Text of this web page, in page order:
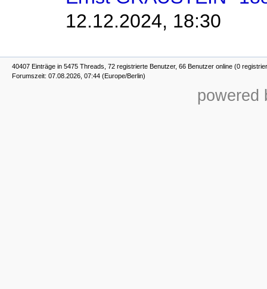
12.12.2024, 18:30
40407 Einträge in 5475 Threads, 72 registrierte Benutzer, 66 Benutzer online (0
Forumszeit: 07.08.2026, 07:44 (Europe/Berlin)
powered